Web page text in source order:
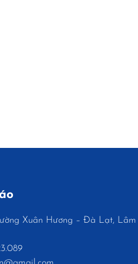
Xuân Hương – Đà Lạt, Lâm